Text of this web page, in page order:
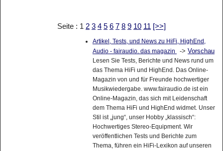
Seite : 1 2 3 4 5 6 7 8 9 10 11 [>>]
Artikel, Tests, und News zu HiFi, HighEnd,
Audio - fairaudio. das magazin
-> Vorschau
Lesen Sie Tests, Berichte und News rund um
das Thema HiFi und HighEnd. Das Online-
Magazin von und für Freunde hochwertiger
Musikwiedergabe. www.fairaudio.de ist ein
Online-Magazin, das sich mit Leidenschaft
dem Thema HiFi und HighEnd widmet. Unser
Stil ist „jung“, unser Hobby „klassisch“:
Hochwertiges Stereo-Equipment. Wir
veröffentlichen Tests und Berichte zum
Thema, führen ein HiFi-Lexikon auf unseren